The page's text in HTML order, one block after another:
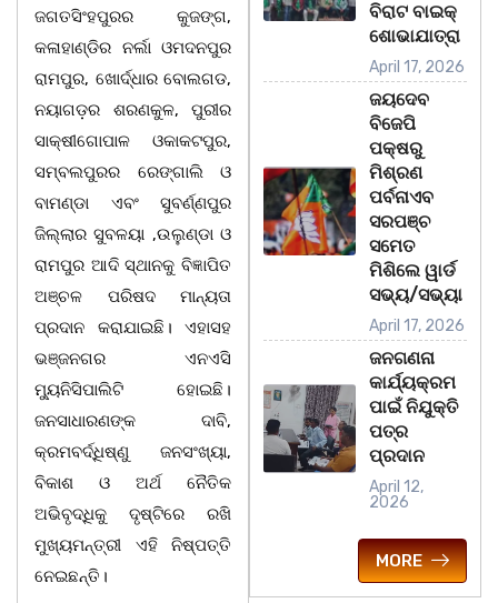
ଜଗତସିଂହପୁରର କୁଜଙ୍ଗ,
କଳାହାଣ୍ଡିର ନର୍ଲା ଓମଦନପୁର
ରାମପୁର, ଖୋର୍ଦ୍ଧାର ବୋଲଗଡ,
ନୟାଗଡ଼ର ଶରଣକୁଳ, ପୁରୀର
ସାକ୍ଷୀଗୋପାଳ ଓକାକଟପୁର,
ସମ୍ବଲପୁରର ରେଙ୍ଗାଲି ଓ
ବାମଣ୍ଡା ଏବଂ ସୁବର୍ଣ୍ଣପୁର
ଜିଲ୍ଲାର ସୁବଳୟା ,ଉଲୁଣ୍ଡା ଓ
ରାମପୁର ଆଦି ସ୍ଥାନକୁ ବିଜ୍ଞାପିତ
ଅଞ୍ଚଳ ପରିଷଦ ମାନ୍ୟତା
ପ୍ରଦାନ କରାଯାଇଛି। ଏହାସହ
ଭଞ୍ଜନଗର ଏନଏସି
ମ୍ୟୁନିସିପାଲିଟି ହୋଇଛି।
ଜନସାଧାରଣଙ୍କ ଦାବି,
କ୍ରମବର୍ଦ୍ଧିଷ୍ଣୁ ଜନସଂଖ୍ୟା,
ବିକାଶ ଓ ଅର୍ଥ ନୈତିକ
ଅଭିବୃଦ୍ଧିକୁ ଦୃଷ୍ଟିରେ ରଖି
ମୁଖ୍ୟମନ୍ତ୍ରୀ ଏହି ନିଷ୍ପତ୍ତି
ନେଇଛନ୍ତି।
ବିରାଟ ବାଇକ୍
ଶୋଭାଯାତ୍ରା
April 17, 2026
ଜୟଦେବ
ବିଜେପି
ପକ୍ଷରୁ
ମିଶ୍ରଣ
ପର୍ବନାଏବ
ସରପଞ୍ଚ
ସମେତ
ମିଶିଲେ ୱାର୍ଡ
ସଭ୍ୟ/ସଭ୍ୟା
April 17, 2026
ଜନଗଣନା
କାର୍ଯ୍ୟକ୍ରମ
ପାଇଁ ନିଯୁକ୍ତି
ପତ୍ର
ପ୍ରଦାନ
April 12,
2026
MORE